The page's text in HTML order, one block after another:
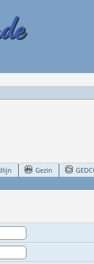
Gezin